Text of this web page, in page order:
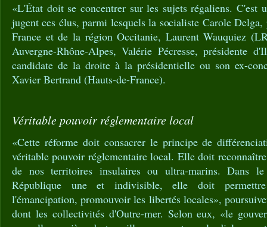
«L'État doit se concentrer sur les sujets régaliens. C'est
jugent ces élus, parmi lesquels la socialiste Carole Delga,
France et de la région Occitanie, Laurent Wauquiez
Auvergne-Rhône-Alpes, Valérie Pécresse, présidente
candidate de la droite à la présidentielle ou son ex-
Xavier Bertrand (Hauts-de-France).
Véritable pouvoir réglementaire local
«Cette réforme doit consacrer le principe de
véritable pouvoir réglementaire local. Elle doit
de nos territoires insulaires ou ultra-marins. Dans
République une et indivisible, elle doit permettre
l'émancipation, promouvoir les libertés locales»,
dont les collectivités d'Outre-mer. Selon eux, «le